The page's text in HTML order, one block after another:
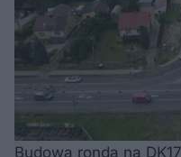
Budowa ronda na